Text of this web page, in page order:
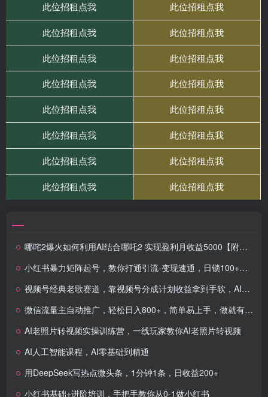
哪咤2爆火如何利用AI结合哪吒2 实现盈利月收益5000【附详细教程】
小红书暴力矩阵起号，教你打通引流-变现速通，日锁100+粉，破流量黑盒
视频号经典老歌赛道，靠视频号分成计划收益拿到手软，AI纯原创、无脑搬…
微信流量主自动推广，轻松日入800+，简单易上手，做就有收益。
AI老照片转视频实操训练营，一线玩家教你AI老照片转视频
AI人工智能课程，AI零基础到精通
用DeepSeek写热点微头条，1分钟1条，日收益200+
小红书基础+进阶培训，手把手教你从0-1做小红书